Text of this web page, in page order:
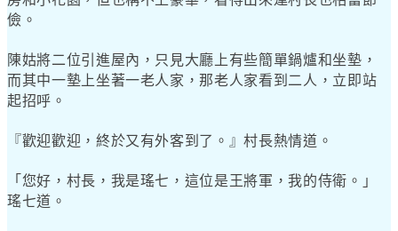
儉。
陳姑將二位引進屋內，只見大廳上有些簡單鍋爐和坐墊，
而其中一墊上坐著一老人家，那老人家看到二人，立即站
起招呼。
『歡迎歡迎，終於又有外客到了。』村長熱情道。
「您好，村長，我是瑤七，這位是王將軍，我的侍衛。」
瑤七道。